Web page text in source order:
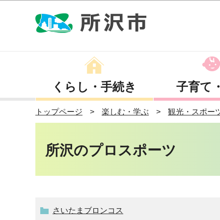
くらし・手続き 子育て
トップページ 楽しむ・学ぶ 観光・スポー
所沢のプロスポーツ
さいたまブロンコス